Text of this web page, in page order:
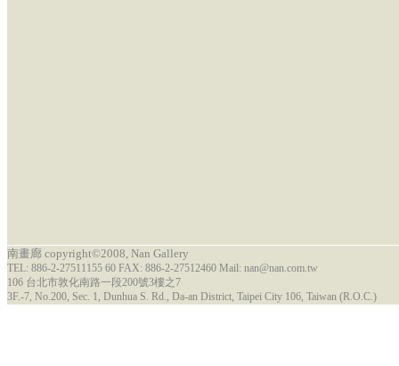
南畫廊 copyright©2008, Nan Gallery
TEL: 886-2-27511155 60 FAX: 886-2-27512460 Mail: nan@nan.com.tw
106 台北市敦化南路一段200號3樓之7
3F.-7, No.200, Sec. 1, Dunhua S. Rd., Da-an District, Taipei City 106, Taiwan (R.O.C.)